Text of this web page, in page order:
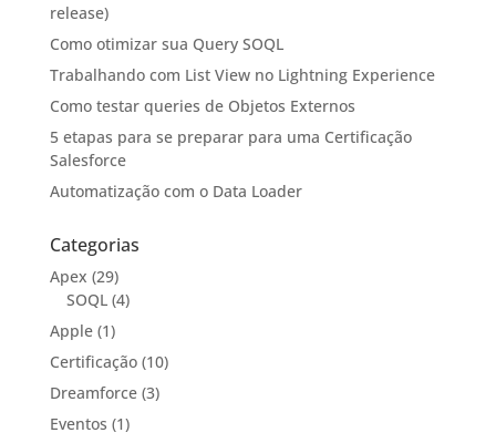
release)
Como otimizar sua Query SOQL
Trabalhando com List View no Lightning Experience
Como testar queries de Objetos Externos
5 etapas para se preparar para uma Certificação
Salesforce
Automatização com o Data Loader
Categorias
Apex (29)
SOQL(4)
Apple(1)
Certificação(10)
Dreamforce(3)
Eventos (1)